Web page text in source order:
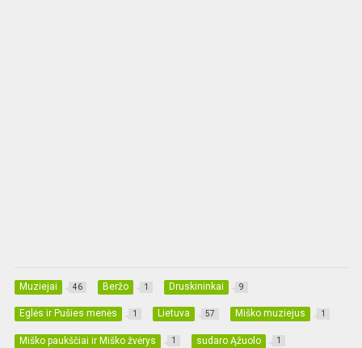
Muziejai 46 Beržo 1 Druskininkai 9
Eglės ir Pušies menės 1 Lietuva 57 Miško muziejus 1
Miško paukščiai ir Miško žvėrys 1 sudaro Ąžuolo 1